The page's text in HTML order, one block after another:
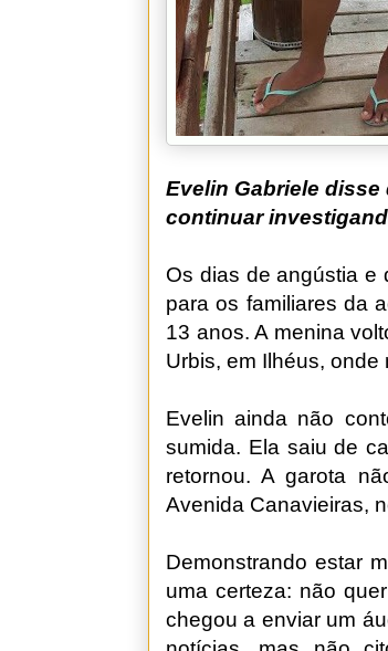
Evelin Gabriele
continuar
Os dias de angústia e
para os familiares da
13 anos. A menina
Urbis, em Ilhéus, onde
Evelin ainda não
sumida. Ela saiu de
retornou. A garota
Avenida Canavieiras,
Demonstrando estar
uma certeza: não
chegou a enviar um